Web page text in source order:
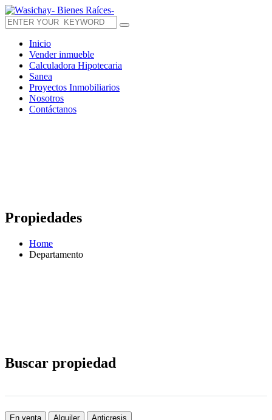
Inicio
Vender inmueble
Calculadora Hipotecaria
Sanea
Proyectos Inmobiliarios
Nosotros
Contáctanos
Propiedades
Home
Departamento
Buscar propiedad
En venta Alquiler Anticresis